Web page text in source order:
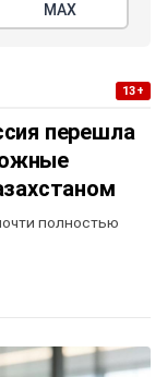
МАХ
13+
перешла
полностью